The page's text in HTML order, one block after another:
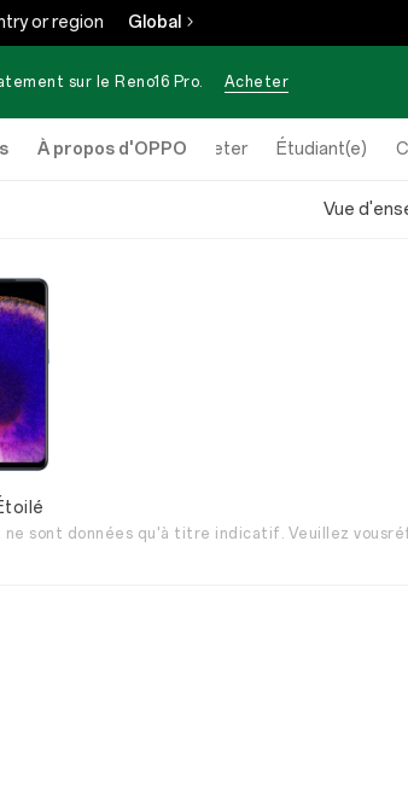
or region Global
sur le Reno16 Pro. Acheter
À propos d'OPPOAcheter Étudiant(e)
Vue
ne sont données qu'à titre indicatif. Veuillez